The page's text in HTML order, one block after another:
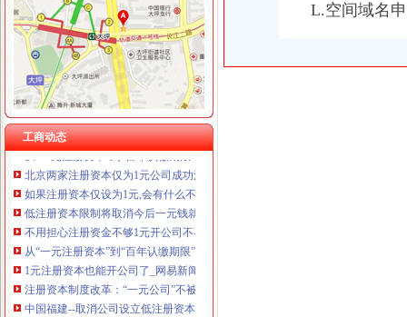
工商动态
注册资金为1元
华夏幸福涉文化影视注册资本1亿元-房产新闻-唐山搜狐焦点网
长春鼓励大学生创业可注册资金额为1元公司_各地新闻_新闻_腾讯网
取消公司低注册资本限制后,1块钱可以申请公司,那么破产怎么算
公司注册资金多少才算合适？1元起是不是真的？-商务服务
填表注册半个钟注册资金1块钱_第FC01版：佛山观察_2014-03-05_
本人注册了一家个人资企业,注册资金是1元钱,请问这_钱堂社区
从“一元注册资本”到“百年认缴期限”;作出这个决定之人,必将是
北京两家注册资本仅为1元公司成功注册|注册资本|资本登记_新浪新闻
如果注册资本仅设为1元,会有什么不良后果?-知乎
低注册资本限制将取消今后一元钱就能开公司_经济_央视网
不用担心注册资金不够1元开公司不再是个梦
从“一元注册资本”到“百年认缴期限”_网易财经
1元注册资本也能开公司了_网易新闻
注册资本制度改革：“一元公司”不被看好_业界评论-会计新闻-会计
中国福建--取消公司设立低注册资本规定后,可以成立注册资本为1元
注册资金一亿元人民的公司算大公司吗？_搜问问
L.空间域名